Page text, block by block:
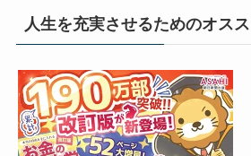
人生を充実させるためのオス